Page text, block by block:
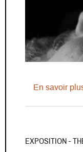
En savoir
EXPOSITION -